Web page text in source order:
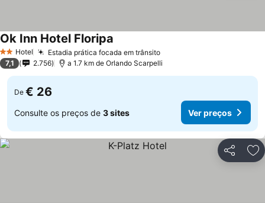
2 Estrelas
Hotel Estadia prática focada em trânsitoVer preços
Ok Inn Hotel Floripa
7,1 2.756 a 1.7 km de Orlando Scarpelli
De € 26
Consulte os preços de 3 sites Ver preços
Partilhar